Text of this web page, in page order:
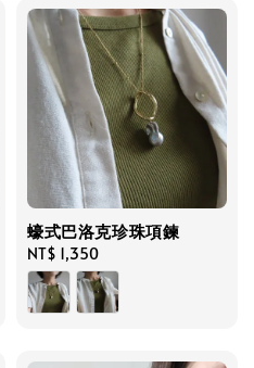
蠔式巴洛克珍珠項鍊
Regular
price
NT$ 1,350